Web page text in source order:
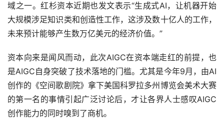
域之一。红杉资本近期也发文表示“生成式AI，让机器开始
大规模涉足知识类和创造性工作，这涉及数十亿人的工作，
未来预计能够产生数万亿美元的经济价值。”
资本向来是闻风而动，此次AIGC在资本端走红的前提，也
是AIGC自身突破了技术落地的门槛。尤其是今年9月，由AI
创作的《空间歌剧院》拿下美国科罗拉多州博览会美术大赛
的第一名的事情引起广泛讨论后，才让各界人士感叹AIGC
创作能力的同时嗅到了商机。